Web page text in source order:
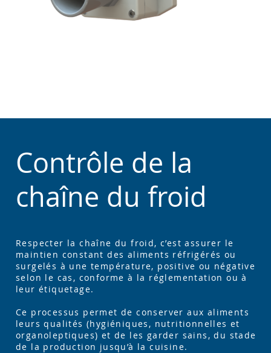
Contrôle de la
chaîne du froid
Respecter la chaîne du froid, c’est assurer le
maintien constant des aliments réfrigérés ou
surgelés à une température, positive ou négative
selon le cas, conforme à la réglementation ou à
leur étiquetage.
Ce processus permet de conserver aux aliments
leurs qualités (hygiéniques, nutritionnelles et
organoleptiques) et de les garder sains, du stade
de la production jusqu’à la cuisine.